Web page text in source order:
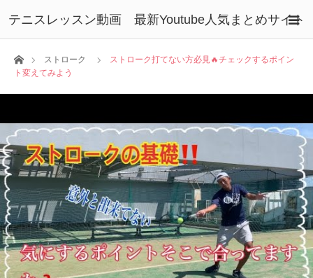
テニスレッスン動画 最新Youtube人気まとめサイト
ホームストローク
ストローク打てない方必見🔥チェックするポイン
ト変えてみよう